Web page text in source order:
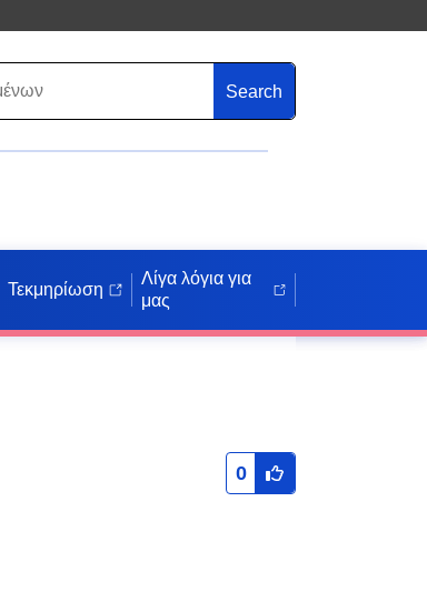
Search
Τεκμηρίωση
Λίγα λόγια για
μας
0